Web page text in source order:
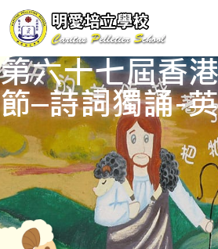
第六十七屆香
節–詩詞獨誦-